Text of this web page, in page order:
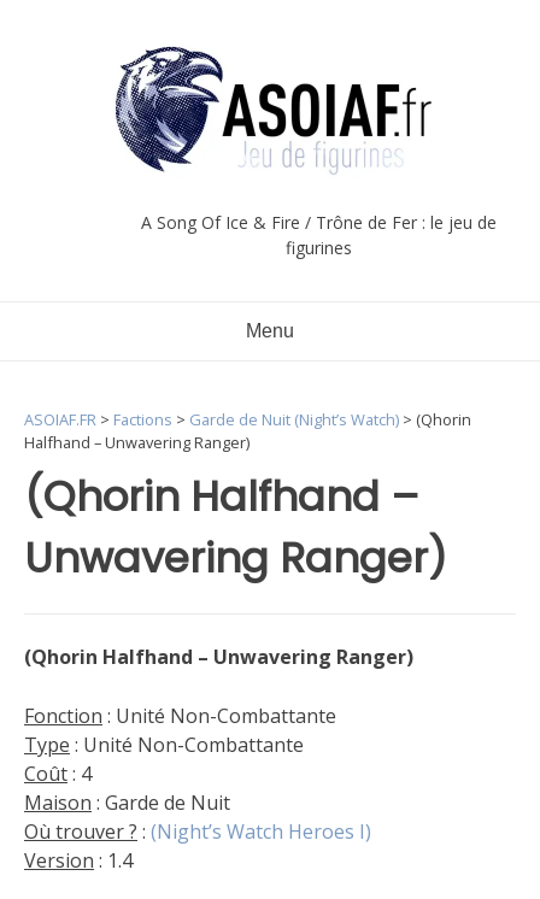
A Song Of Ice & Fire / Trône de Fer : le jeu de
figurines
Menu
(Qhorin Halfhand –
Unwavering Ranger)
ASOIAF.FR > Factions > Garde de Nuit (Night’s Watch) > (Qhorin
Halfhand – Unwavering Ranger)
(Qhorin Halfhand – Unwavering Ranger)
Fonction : Unité Non-Combattante
Type : Unité Non-Combattante
Coût: 4
Maison : Garde de Nuit
Où trouver ? : (Night’s Watch Heroes I)
Version : 1.4